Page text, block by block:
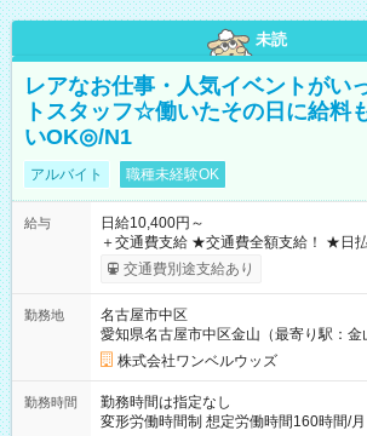
未読
レアなお仕事・人気イベントがい
トスタッフ☆働いたその日に給料
いOK◎/N1
アルバイト 職種未経験OK
給与
日給10,400円～
＋交通費支給 ★交通費全額支給！ ★日払いOK！（規定あり） ┗
働いたその日に現金GET♪ お仕事後は
交通費別途支給あり
勤務地
名古屋市中区
愛知県名古屋市中区金山（最寄り駅：金
株式会社ワンベルウッズ
勤務時間
勤務時間は指定なし
変形労働時間制 想定労働時間160時間/月 【シフト例】 ・10：